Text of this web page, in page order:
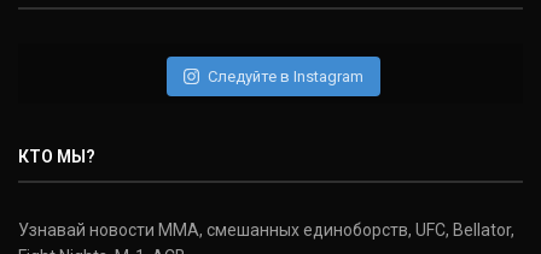
Следуйте в Instagram
КТО МЫ?
Узнавай новости ММА, смешанных единоборств, UFC, Bellator,